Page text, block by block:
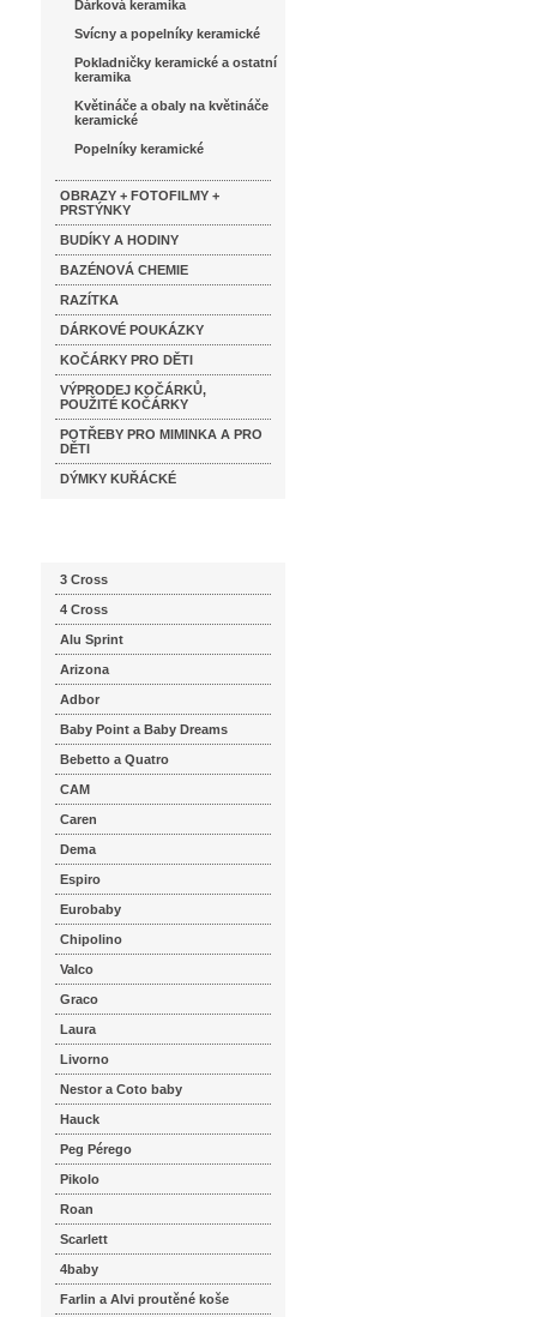
Dárková keramika
Svícny a popelníky keramické
Pokladničky keramické a ostatní
keramika
Květináče a obaly na květináče
keramické
Popelníky keramické
OBRAZY + FOTOFILMY +
PRSTÝNKY
BUDÍKY A HODINY
BAZÉNOVÁ CHEMIE
RAZÍTKA
DÁRKOVÉ POUKÁZKY
KOČÁRKY PRO DĚTI
VÝPRODEJ KOČÁRKŮ,
POUŽITÉ KOČÁRKY
POTŘEBY PRO MIMINKA A PRO
DĚTI
DÝMKY KUŘÁCKÉ
3 Cross
4 Cross
Alu Sprint
Arizona
Adbor
Baby Point a Baby Dreams
Bebetto a Quatro
CAM
Caren
Dema
Espiro
Eurobaby
Chipolino
Valco
Graco
Laura
Livorno
Nestor a Coto baby
Hauck
Peg Pérego
Pikolo
Roan
Scarlett
4baby
Farlin a Alvi proutěné koše